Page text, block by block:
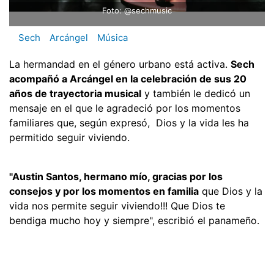
Foto: @sechmusic
Sech Arcángel Música
La hermandad en el género urbano está activa. Sech
acompañó a Arcángel en la celebración de sus 20
años de trayectoria musical y también le dedicó un
mensaje en el que le agradeció por los momentos
familiares que, según expresó, Dios y la vida les ha
permitido seguir viviendo.
"Austin Santos, hermano mío, gracias por los
consejos y por los momentos en familia que Dios y la
vida nos permite seguir viviendo!!! Que Dios te
bendiga mucho hoy y siempre", escribió el panameño.